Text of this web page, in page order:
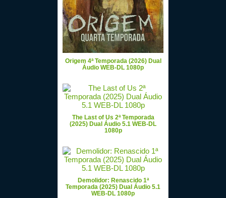
Origem 4ª Temporada (2026) Dual
Áudio WEB-DL 1080p
The Last of Us 2ª Temporada
(2025) Dual Áudio 5.1 WEB-DL
1080p
Demolidor: Renascido 1ª
Temporada (2025) Dual Áudio 5.1
WEB-DL 1080p